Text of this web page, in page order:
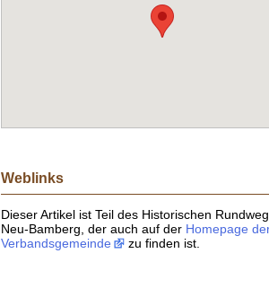
Weblinks
Dieser Artikel ist Teil des Historischen
Neu-Bamberg, der auch auf der Homepage
Verbandsgemeinde
zu finden ist.